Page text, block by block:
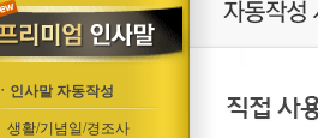
ㆍ인사말 자동작성
생활/기념일/경조사